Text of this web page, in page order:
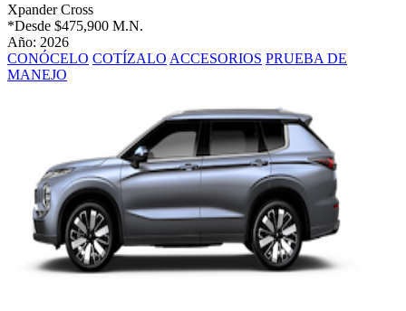
Xpander Cross
*Desde $475,900 M.N.
Año: 2026
CONÓCELO COTÍZALO ACCESORIOS PRUEBA DE
MANEJO